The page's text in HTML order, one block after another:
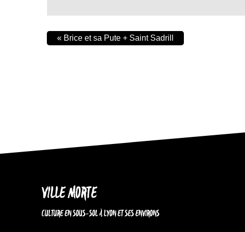
« Brice et sa Pute + Saint Sadrill
VILLE MORTE
CULTURE EN SOUS-SOL À LYON ET SES ENVIRONS